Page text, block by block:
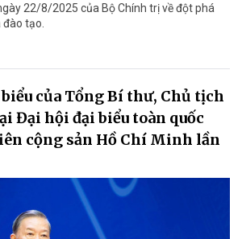
22/8/2025 của Bộ Chính trị về đột phá
tạo.
của Tổng Bí thư, Chủ tịch
Đại hội đại biểu toàn quốc
cộng sản Hồ Chí Minh lần